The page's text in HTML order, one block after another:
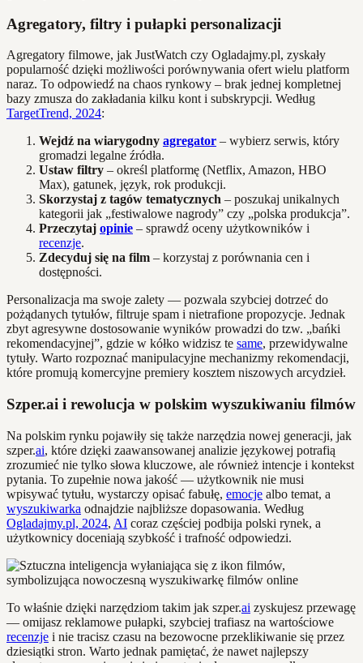
Agregatory, filtry i pułapki personalizacji
Agregatory filmowe, jak JustWatch czy Ogladajmy.pl, zyskały
popularność dzięki możliwości porównywania ofert wielu platform
naraz. To odpowiedź na chaos rynkowy – brak jednej kompletnej
bazy zmusza do zakładania kilku kont i subskrypcji. Według
TargetTrend, 2024:
Wejdź na wiarygodny agregator – wybierz serwis, który
gromadzi legalne źródła.
Ustaw filtry – określ platformę (Netflix, Amazon, HBO
Max), gatunek, język, rok produkcji.
Skorzystaj z tagów tematycznych – poszukaj unikalnych
kategorii jak „festiwalowe nagrody” czy „polska produkcja”.
Przeczytaj opinie – sprawdź oceny użytkowników i
recenzje.
Zdecyduj się na film – korzystaj z porównania cen i
dostępności.
Personalizacja ma swoje zalety — pozwala szybciej dotrzeć do
pożądanych tytułów, filtruje spam i nietrafione propozycje. Jednak
zbyt agresywne dostosowanie wyników prowadzi do tzw. „bańki
rekomendacyjnej”, gdzie w kółko widzisz te same, przewidywalne
tytuły. Warto rozpoznać manipulacyjne mechanizmy rekomendacji,
które promują komercyjne premiery kosztem niszowych arcydzieł.
Szper.ai i rewolucja w polskim wyszukiwaniu filmów
Na polskim rynku pojawiły się także narzędzia nowej generacji, jak
szper.ai, które dzięki zaawansowanej analizie językowej potrafią
zrozumieć nie tylko słowa kluczowe, ale również intencje i kontekst
pytania. To zupełnie nowa jakość — użytkownik nie musi
wpisywać tytułu, wystarczy opisać fabułę, emocje albo temat, a
wyszukiwarka odnajdzie najbliższe dopasowania. Według
Ogladajmy.pl, 2024, AI coraz częściej podbija polski rynek, a
użytkownicy doceniają szybkość i trafność odpowiedzi.
To właśnie dzięki narzędziom takim jak szper.ai zyskujesz przewagę
— omijasz reklamowe pułapki, szybciej trafiasz na wartościowe
recenzje i nie tracisz czasu na bezowocne przeklikiwanie się przez
dziesiątki stron. Warto jednak pamiętać, że nawet najlepszy